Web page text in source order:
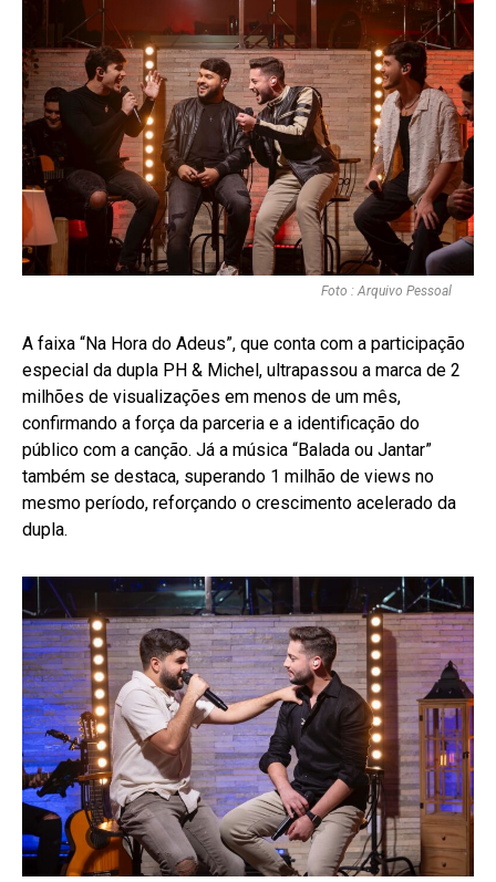
Foto : Arquivo Pessoal
A faixa “Na Hora do Adeus”, que conta com a participação
especial da dupla PH & Michel, ultrapassou a marca de 2
milhões de visualizações em menos de um mês,
confirmando a força da parceria e a identificação do
público com a canção. Já a música “Balada ou Jantar”
também se destaca, superando 1 milhão de views no
mesmo período, reforçando o crescimento acelerado da
dupla.